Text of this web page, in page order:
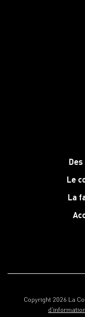
Le
La
Copyright 2026 La
d'information